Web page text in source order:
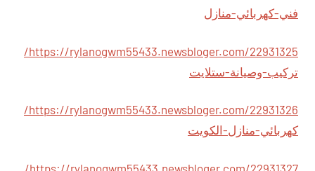
فني-كهربائي-منازل
https://rylanogwm55433.newsbloger.com/22931325/
تركيب-وصيانة-ستلايت
https://rylanogwm55433.newsbloger.com/22931326/
كهربائي-منازل-الكويت
https://rylanogwm55433.newsbloger.com/22931327/